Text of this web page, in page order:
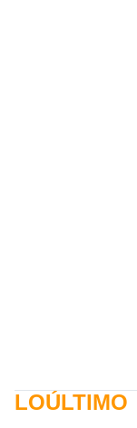
LOÚLTIMO